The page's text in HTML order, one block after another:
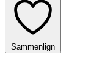
Sammenlign